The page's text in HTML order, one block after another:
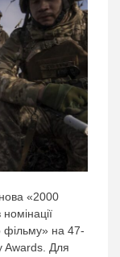
«2000
фільму» на 47-
Awards. Для